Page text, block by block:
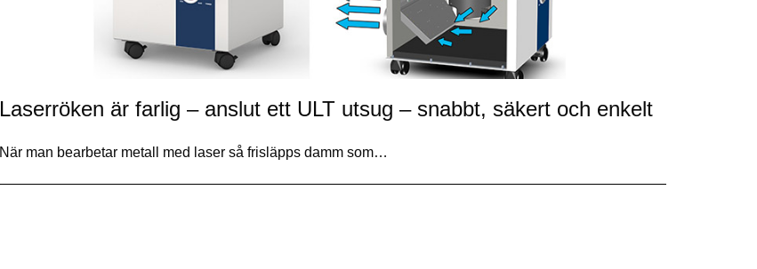
Laserröken är farlig – anslut ett ULT utsug – snabbt, säkert och enkelt
När man bearbetar metall med laser så frisläpps damm som…